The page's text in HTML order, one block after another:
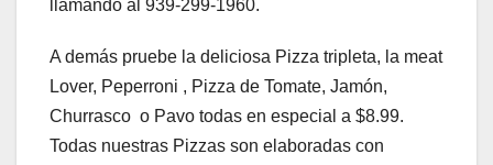
llamando al 939-299-1960.
A demás pruebe la deliciosa Pizza tripleta, la meat
Lover, Peperroni , Pizza de Tomate, Jamón,
Churrasco o Pavo todas en especial a $8.99.
Todas nuestras Pizzas son elaboradas con